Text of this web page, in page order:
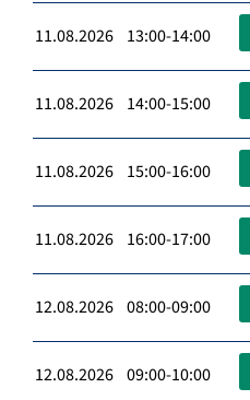
11.08.2026 13:00-14:00
11.08.2026 14:00-15:00
11.08.2026 15:00-16:00
11.08.2026 16:00-17:00
12.08.2026 08:00-09:00
12.08.2026 09:00-10:00